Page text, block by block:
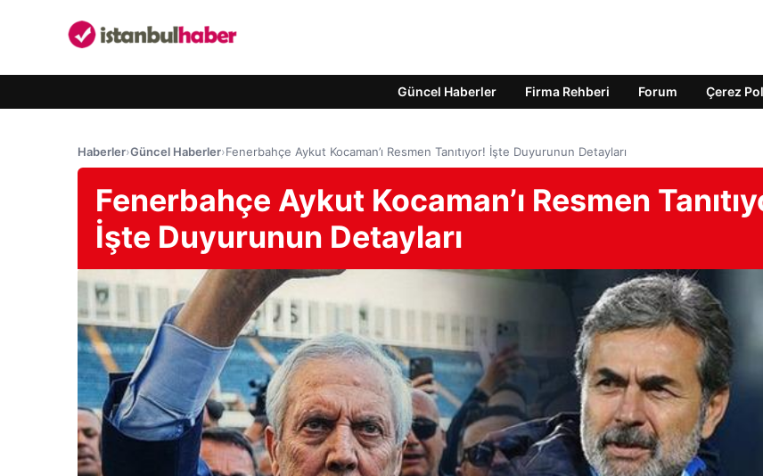
Güncel Haberler Firma Rehberi Forum Çerez
Haberler›Güncel Haberler›Fenerbahçe Aykut Kocaman’ı Resmen Tanıtıyor! İşte Duyurunun Detayları
Fenerbahçe Aykut Kocaman’ı Resmen
İşte Duyurunun Detayları